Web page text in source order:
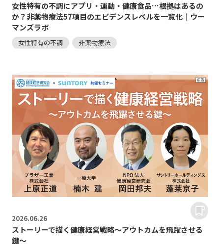
女性特有の不調にアプリ・運動・健康食品…根拠はあるの
か？非薬物療法57項目のエビデンスレベルを一覧化｜ウー
マンズラボ
女性特有の不調 非薬物療法
2026.06.26
ストーリーで描く健康経営戦略～アウトカムを飛躍させる
鍵～